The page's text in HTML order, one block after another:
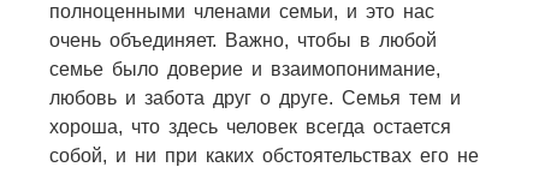
полноценными членами семьи, и это нас
очень объединяет. Важно, чтобы в любой
семье было доверие и взаимопонимание,
любовь и забота друг о друге. Семья тем и
хороша, что здесь человек всегда остается
собой, и ни при каких обстоятельствах его не